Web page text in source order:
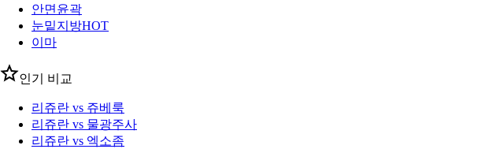
안면윤곽
눈밑지방HOT
이마
인기 비교
리쥬란 vs 쥬베룩
리쥬란 vs 물광주사
리쥬란 vs 엑소좀